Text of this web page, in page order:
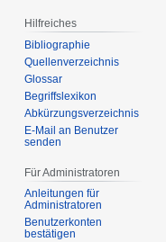
Hilfreiches
Bibliographie
Quellenverzeichnis
Glossar
Begriffslexikon
Abkürzungsverzeichnis
E-Mail an Benutzer
senden
Für Administratoren
Anleitungen für
Administratoren
Benutzerkonten
bestätigen